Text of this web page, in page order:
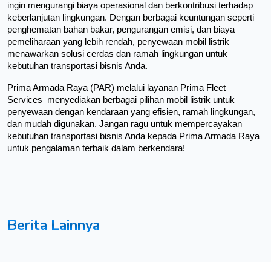
ingin mengurangi biaya operasional dan berkontribusi terhadap
keberlanjutan lingkungan. Dengan berbagai keuntungan seperti
penghematan bahan bakar, pengurangan emisi, dan biaya
pemeliharaan yang lebih rendah, penyewaan mobil listrik
menawarkan solusi cerdas dan ramah lingkungan untuk
kebutuhan transportasi bisnis Anda.
Prima Armada Raya (PAR) melalui layanan Prima Fleet
Services  menyediakan berbagai pilihan mobil listrik untuk
penyewaan dengan kendaraan yang efisien, ramah lingkungan,
dan mudah digunakan. Jangan ragu untuk mempercayakan
kebutuhan transportasi bisnis Anda kepada Prima Armada Raya
untuk pengalaman terbaik dalam berkendara!
Berita Lainnya